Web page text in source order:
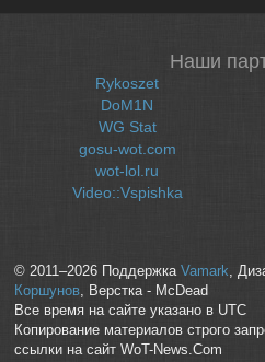
Наши
Rykoszet
DoM1N
WG Stat
gosu-wot.com
wot-lol.ru
Video::Vspishka
© 2011–2026 Поддержка Vamark,
Коршунов, Верстка - McDead
Все время на сайте указано в UTC
Копирование материалов строго
ссылки на сайт WoT-News.Com